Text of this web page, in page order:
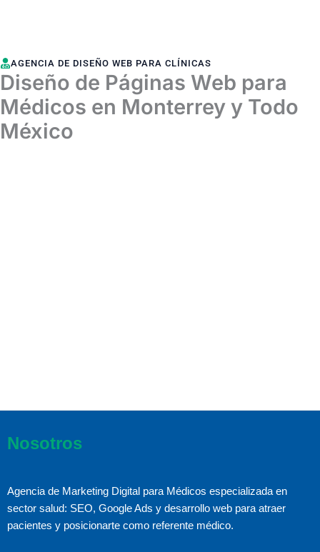
AGENCIA DE DISEÑO WEB PARA CLÍNICAS
Diseño de Páginas Web para
Médicos en Monterrey y Todo
México
Nosotros
Agencia de Marketing Digital para Médicos especializada en
sector salud: SEO, Google Ads y desarrollo web para atraer
pacientes y posicionarte como referente médico.